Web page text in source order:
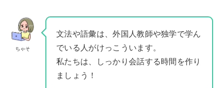
ちゃそ
文法や語彙は、外国人教師や独学で学ん
でいる人がけっこういます。
私たちは、しっかり会話する時間を作り
ましょう！